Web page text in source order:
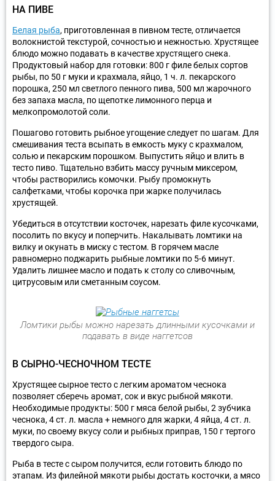
НА ПИВЕ
Белая рыба, приготовленная в пивном тесте, отличается
волокнистой текстурой, сочностью и нежностью. Хрустящее
блюдо можно подавать в качестве хрустящего снека.
Продуктовый набор для готовки: 800 г филе белых сортов
рыбы, по 50 г муки и крахмала, яйцо, 1 ч. л. пекарского
порошка, 250 мл светлого пенного пива, 500 мл жарочного
без запаха масла, по щепотке лимонного перца и
мелкопромолотой соли.
Пошагово готовить рыбное угощение следует по шагам. Для
смешивания теста всыпать в емкость муку с крахмалом,
солью и пекарским порошком. Выпустить яйцо и влить в
тесто пиво. Тщательно взбить массу ручным миксером,
чтобы растворились комочки. Рыбу промокнуть
салфетками, чтобы корочка при жарке получилась
хрустящей.
Убедиться в отсутствии косточек, нарезать филе кусочками,
посолить по вкусу и поперчить. Накалывать ломтики на
вилку и окунать в миску с тестом. В горячем масле
равномерно поджарить рыбные ломтики по 5-6 минут.
Удалить лишнее масло и подать к столу со сливочным,
цитрусовым или сметанным соусом.
Ломтики рыбы можно нарезать длинными кусочками и
подавать в виде наггетсов
В СЫРНО-ЧЕСНОЧНОМ ТЕСТЕ
Хрустящее сырное тесто с легким ароматом чеснока
позволяет сберечь аромат, сок и вкус рыбной мякоти.
Необходимые продукты: 500 г мяса белой рыбы, 2 зубчика
чеснока, 4 ст. л. масла + немного для жарки, 4 яйца, 4 ст. л.
муки, по своему вкусу соли и рыбных приправ, 150 г тертого
твердого сыра.
Рыба в тесте с сыром получится, если готовить блюдо по
этапам. Из филейной мякоти рыбы достать косточки, а мясо